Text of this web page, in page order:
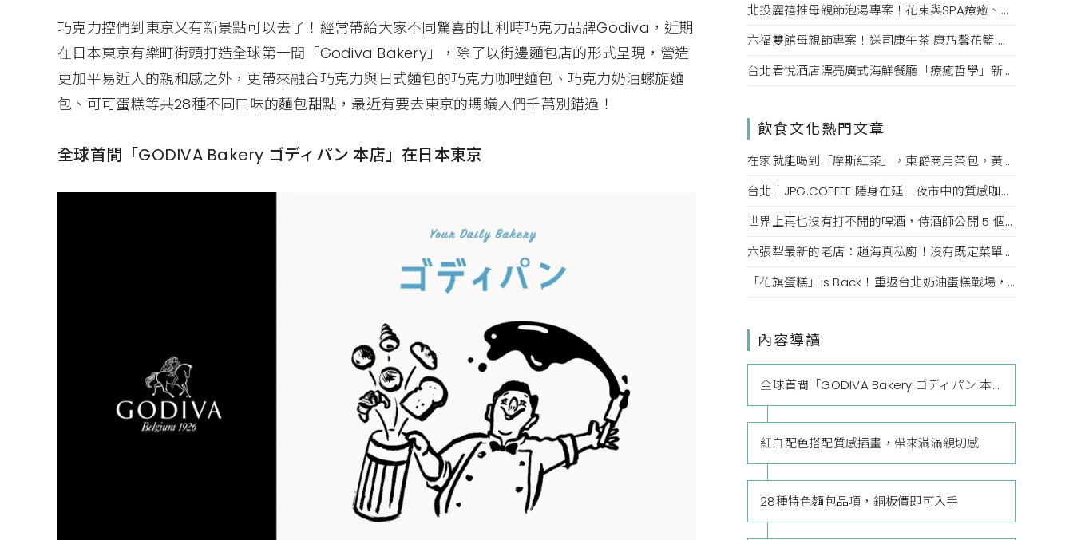
巧克力控們到東京又有新景點可以去了！經常帶給大家不同驚喜的比利時巧克力品牌Godiva，近期
在日本東京有樂町街頭打造全球第一間「Godiva Bakery」，除了以街邊麵包店的形式呈現，營造
更加平易近人的親和感之外，更帶來融合巧克力與日式麵包的巧克力咖哩麵包、巧克力奶油螺旋麵
包、可可蛋糕等共28種不同口味的麵包甜點，最近有要去東京的螞蟻人們千萬別錯過！
全球首間「GODIVA Bakery ゴディパン 本店」在日本東京
北投麗禧推母親節泡湯專案！花束與SPA療癒、甜點同步登場
六福雙館母親節專案！送司康午茶 康乃馨花籃 演唱會票，高鐵78折限量。
台北君悅酒店漂亮廣式海鮮餐廳「療癒哲學」新菜單！每一口都成為心靈的享受。
飲食文化熱門文章
在家就能喝到「摩斯紅茶」，東爵商用茶包，黃金比例煮法，還原度百分百！
台北｜JPG.COFFEE 隱身在延三夜市中的質感咖啡店，絕美傢俱、必點鮮奶油拿鐵、可頌鬆餅
世界上再也沒有打不開的啤酒，侍酒師公開 5 個沒有開瓶器也能隨時開喝的技巧
六張犁最新的老店：趙海真私廚！沒有既定菜單，如同眷村媽媽的隨興，收到預訂發想最合適的眷村菜
「花旗蛋糕」is Back！重返台北奶油蛋糕戰場，掀起老台北人的回憶
內容導讀
全球首間「GODIVA Bakery ゴディパン 本店」在日本東京
紅白配色搭配質感插畫，帶來滿滿親切感
28種特色麵包品項，銅板價即可入手